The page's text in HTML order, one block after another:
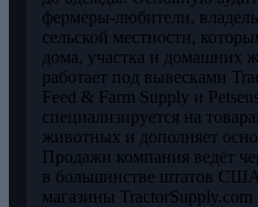
фермеры-любители,
сельской местности,
дома, участка и домашних
работает под вывесками
Feed & Farm Supply и
специализируется на
животных и дополняет
Продажи компания ведёт
в большинстве штатов США
магазины TractorSupply.com